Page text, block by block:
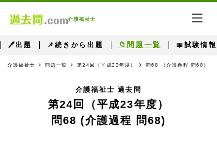
介護福祉士
🖊出題 📌続きから出題 📁問題一覧 📖試験情報
介護福祉士 問題一覧 第24回（平成23年度） 問68 （介護過程 問68）
介護福祉士 過去問
第24回（平成23年度）
問68 (介護過程 問68)